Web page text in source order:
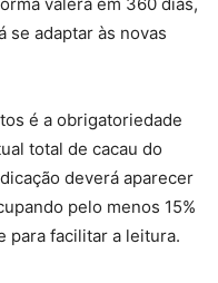
se adaptar às novas
é a obrigatoriedade
total de cacau do
deverá aparecer
pelo menos 15%
para facilitar a leitura.